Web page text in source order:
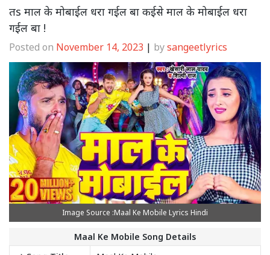
तs माल के मोबाईल धरा गईल बा कईसे माल के मोबाईल धरा
गईल बा !
Posted on November 14, 2023 | bysangeetlyrics
Image Source :Maal Ke Mobile Lyrics Hindi
Maal Ke Mobile Song Details